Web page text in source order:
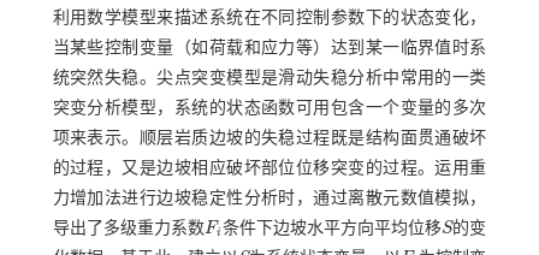
利用数学模型来描述系统在不同控制参数下的状态变化，
当某些控制变量（如荷载和应力等）达到某一临界值时系
统突然失稳。尖点突变模型是滑动失稳分析中常用的一类
突变分析模型，系统的状态函数可用包含一个变量的多次
项来表示。顺层岩质边坡的失稳过程既是结构面贯通破坏
的过程，又是边坡相应破坏部位位移突变的过程。运用重
力增加法进行边坡稳定性分析时，通过离散元数值模拟，
导出了多级重力系数Fi
Fi 条件下边坡水平方向平均位移S
S 的变